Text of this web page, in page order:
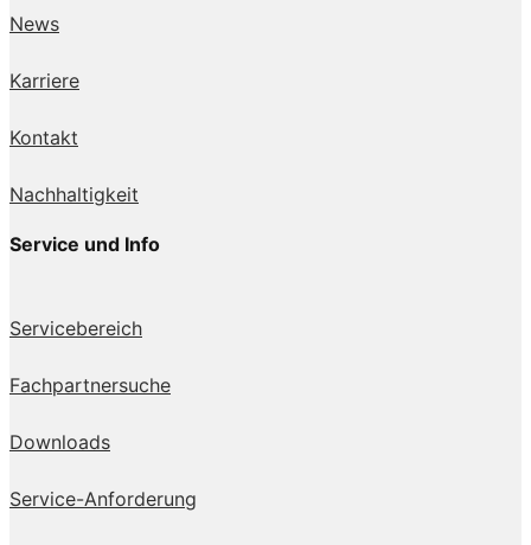
News
Karriere
Kontakt
Nachhaltigkeit
Service und Info
Servicebereich
Fachpartnersuche
Downloads
Service-Anforderung